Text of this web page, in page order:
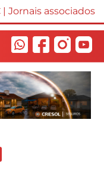
| Jornais associados